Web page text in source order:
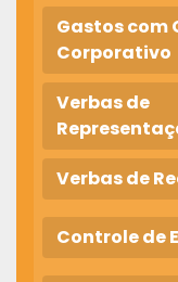
Gastos com
Corporativo
Verbas de
Verbas de
Controle de